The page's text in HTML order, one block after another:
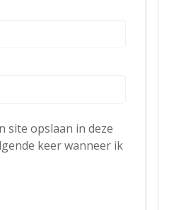
site opslaan in deze
keer wanneer ik